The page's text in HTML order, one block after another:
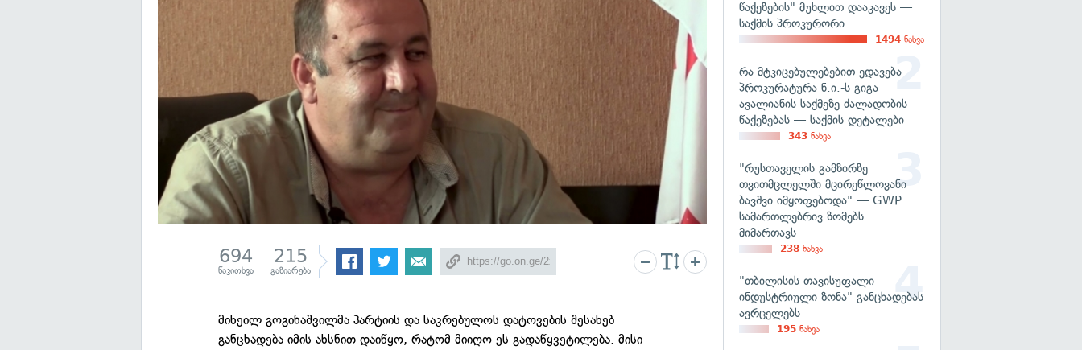
694
წაკითხვა
215
გაზიარება
მიხეილ გოგინაშვილმა პარტიის და საკრებულოს დატოვების შესახებ
განცხადება იმის ახსნით დაიწყო, რატომ მიიღო ეს გადაწყვეტილება. მისი
წაქეზების" მუხლით დააკავეს —
საქმის პროკურორი
1494 ნახვა
რა მტკიცებულებებით ედავება
პროკურატურა ნ.ი.-ს გიგა
ავალიანის საქმეზე ძალადობის
წაქეზებას — საქმის დეტალები
343 ნახვა
"რუსთაველის გამზირზე
თვითმცლელში მცირეწლოვანი
ბავშვი იმყოფებოდა" — GWP
სამართლებრივ ზომებს
მიმართავს
238 ნახვა
"თბილისის თავისუფალი
ინდუსტრიული ზონა" განცხადებას
ავრცელებს
195 ნახვა